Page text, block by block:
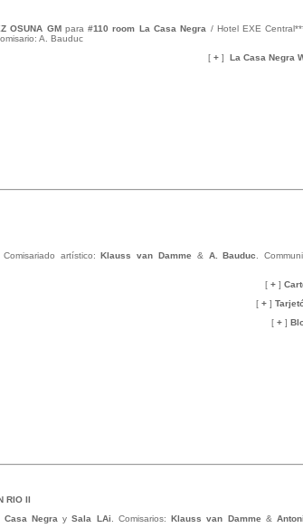
OSUNA GMpara#110 room La Casa Negra / Hotel EXE
A. Bauduc
[ + ] La Casa Negra
. Comisariado artístico:Klauss van Damme & A. Bauduc
.
[ + ] Ca
[ + ]
[ + ]
RIO II
Casa Negra ySala LAi . Comisarios:Klauss van Damme &